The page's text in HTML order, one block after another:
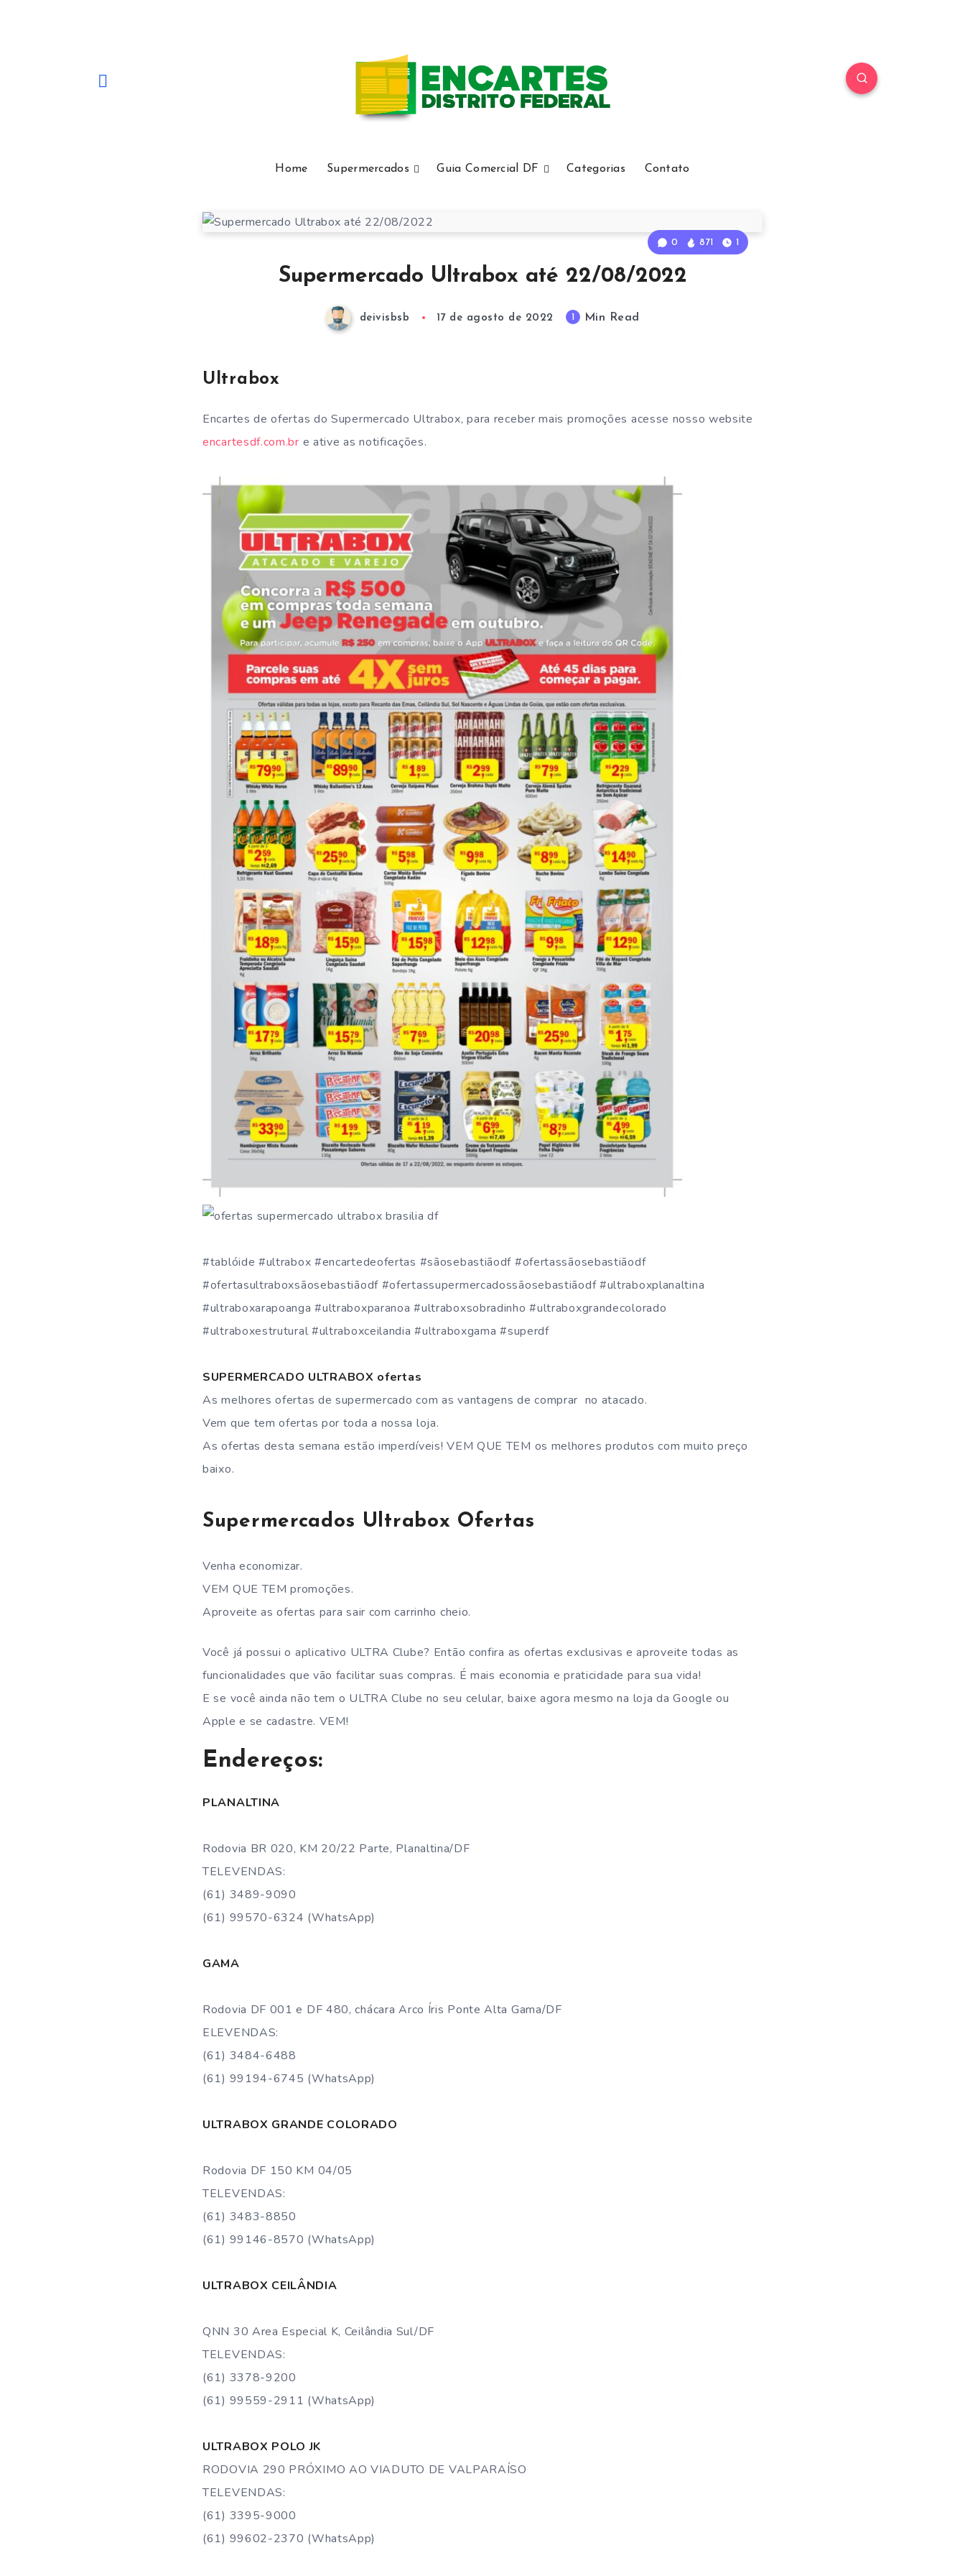
Home Supermercados Guia Comercial DF Categorias Contato
0 871 1
Supermercado Ultrabox até 22/08/2022
deivisbsb 17 de agosto de 2022 Min Read
Ultrabox
Encartes de ofertas do Supermercado Ultrabox, para receber mais promoções acesse nosso website
encartesdf.com.br e ative as notificações.
#tablóide #ultrabox #encartedeofertas #sãosebastiãodf #ofertassãosebastiãodf
#ofertasultraboxsãosebastiãodf #ofertassupermercadossãosebastiãodf #ultraboxplanaltina
#ultraboxarapoanga #ultraboxparanoa #ultraboxsobradinho #ultraboxgrandecolorado
#ultraboxestrutural #ultraboxceilandia #ultraboxgama #superdf
SUPERMERCADO ULTRABOX ofertas
As melhores ofertas de supermercado com as vantagens de comprar no atacado.
Vem que tem ofertas por toda a nossa loja.
As ofertas desta semana estão imperdíveis! VEM QUE TEM os melhores produtos com muito preço
baixo.
Supermercados Ultrabox Ofertas
Venha economizar.
VEM QUE TEM promoções.
Aproveite as ofertas para sair com carrinho cheio.
Você já possui o aplicativo ULTRA Clube? Então confira as ofertas exclusivas e aproveite todas as
funcionalidades que vão facilitar suas compras. É mais economia e praticidade para sua vida!
E se você ainda não tem o ULTRA Clube no seu celular, baixe agora mesmo na loja da Google ou
Apple e se cadastre. VEM!
Endereços:
PLANALTINA
Rodovia BR 020, KM 20/22 Parte, Planaltina/DF
TELEVENDAS:
(61) 3489-9090
(61) 99570-6324 (WhatsApp)
GAMA
Rodovia DF 001 e DF 480, chácara Arco Íris Ponte Alta Gama/DF
ELEVENDAS:
(61) 3484-6488
(61) 99194-6745 (WhatsApp)
ULTRABOX GRANDE COLORADO
Rodovia DF 150 KM 04/05
TELEVENDAS:
(61) 3483-8850
(61) 99146-8570 (WhatsApp)
ULTRABOX CEILÂNDIA
QNN 30 Area Especial K, Ceilândia Sul/DF
TELEVENDAS:
(61) 3378-9200
(61) 99559-2911 (WhatsApp)
ULTRABOX POLO JK
RODOVIA 290 PRÓXIMO AO VIADUTO DE VALPARAÍSO
TELEVENDAS:
(61) 3395-9000
(61) 99602-2370 (WhatsApp)